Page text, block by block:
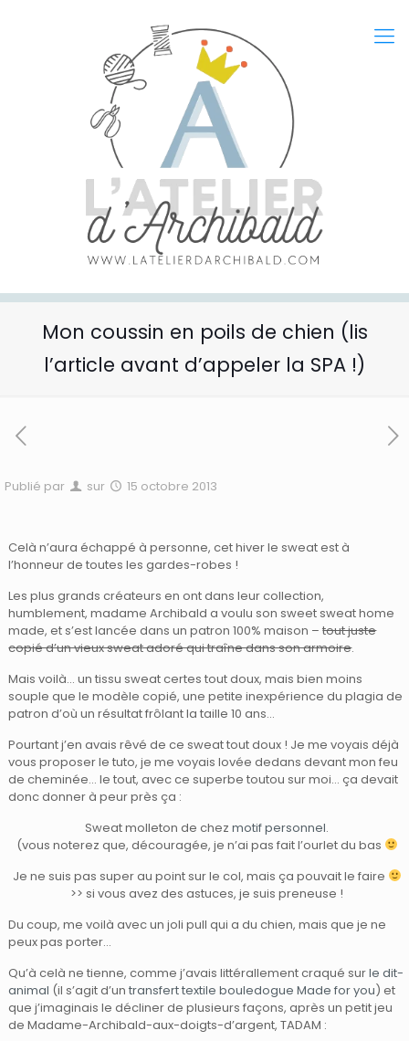
Mon coussin en poils de chien (lis
l’article avant d’appeler la SPA !)
Publié par sur 15 octobre 2013
Celà n’aura échappé à personne, cet hiver le sweat est à
l’honneur de toutes les gardes-robes !
Les plus grands créateurs en ont dans leur collection,
humblement, madame Archibald a voulu son sweet sweat home
made, et s’est lancée dans un patron 100% maison –tout juste
copié d’un vieux sweat adoré qui traîne dans son armoire.
Mais voilà… un tissu sweat certes tout doux, mais bien moins
souple que le modèle copié, une petite inexpérience du plagia de
patron d’où un résultat frôlant la taille 10 ans…
Pourtant j’en avais rêvé de ce sweat tout doux ! Je me voyais déjà
vous proposer le tuto, je me voyais lovée dedans devant mon feu
de cheminée… le tout, avec ce superbe toutou sur moi… ça devait
donc donner à peur près ça :
Sweat molleton de chez motif personnel.
(vous noterez que, découragée, je n’ai pas fait l’ourlet du bas
Je ne suis pas super au point sur le col, mais ça pouvait le faire
>> si vous avez des astuces, je suis preneuse !
Du coup, me voilà avec un joli pull qui a du chien, mais que je ne
peux pas porter…
Qu’à celà ne tienne, comme j’avais littérallement craqué surle dit-
animal (il s’agit d’untransfert textile bouledogue Made for you) et
que j’imaginais le décliner de plusieurs façons, après un petit jeu
de Madame-Archibald-aux-doigts-d’argent, TADAM :